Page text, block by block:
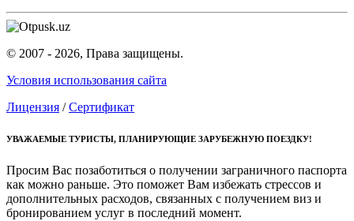
© 2007 - 2026, Права защищены.
Условия использования сайта
Лицензия /Сертификат
УВАЖАЕМЫЕ ТУРИСТЫ, ПЛАНИРУЮЩИЕ ЗАРУБЕЖНУЮ ПОЕЗДКУ!
Просим Вас позаботиться о получении заграничного паспорта
как можно раньше. Это поможет Вам избежать стрессов и
дополнительных расходов, связанных с получением виз и
бронированием услуг в последний момент.